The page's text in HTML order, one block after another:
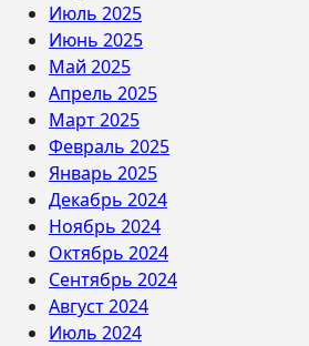
Июль 2025
Июнь 2025
Май 2025
Апрель 2025
Март 2025
Февраль 2025
Январь 2025
Декабрь 2024
Ноябрь 2024
Октябрь 2024
Сентябрь 2024
Август 2024
Июль 2024